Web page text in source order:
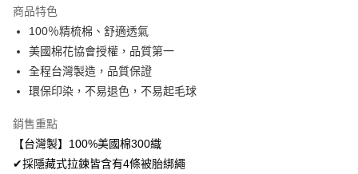
Apple Pay
悠遊付
Google Pay
AFTEE先享後付
相關說明
AFTEE先享後付是「在收到商品之後才付款」的支付方式。 讓您購物簡單
ATM付款
商品特色
100％精梳棉、舒適透氣
美國棉花協會授權，品質第一
全程台灣製造，品質保證
環保印染，不易退色，不易起毛球
銷售重點
【台灣製】100%美國棉300織
✔採隱藏式拉鍊皆含有4條被胎綁繩